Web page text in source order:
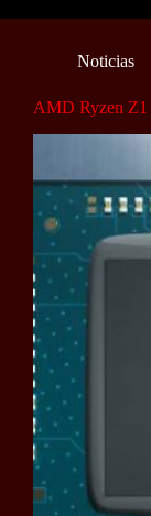
Noticias
AMD Ryzen Z1